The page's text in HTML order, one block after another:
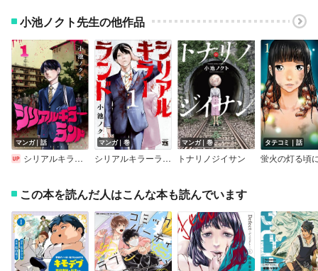
小池ノクト先生の他作品
マンガ｜話
シリアルキラーランド（話売り）
マンガ｜巻
シリアルキラーランド
マンガ｜巻
トナリノジイサン
タテコミ｜話
蛍火の灯る頃
この本を読んだ人はこんな本も読んでいます